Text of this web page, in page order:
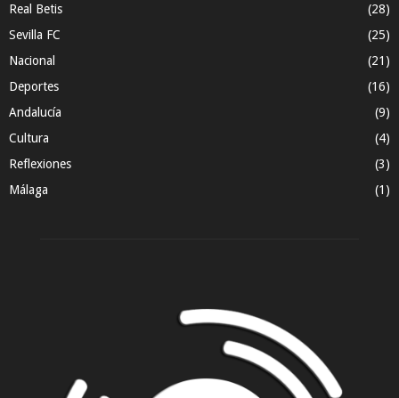
Real Betis
(28)
Sevilla FC
(25)
Nacional
(21)
Deportes
(16)
Andalucía
(9)
Cultura
(4)
Reflexiones
(3)
Málaga
(1)